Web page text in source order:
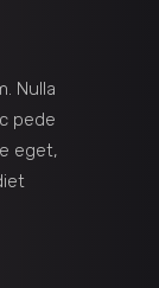
Nulla
pede
eget,